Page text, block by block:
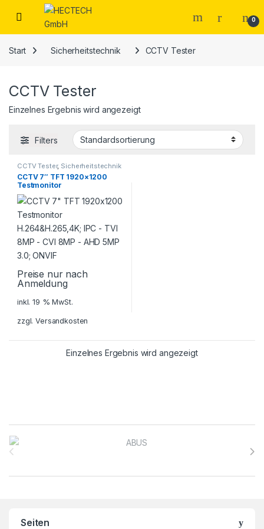
Open 0
Start Sicherheitstechnik CCTV Tester
CCTV Tester
Einzelnes Ergebnis wird angezeigt
Filters
CCTV Tester, Sicherheitstechnik
CCTV 7″ TFT 1920×1200
Testmonitor
H.264&H.265,4K; IPC – TVI
8MP – CVI 8MP – AHD 5MP
3.0; ONVIF
Preise nur nach
Anmeldung
inkl. 19 % MwSt.
zzgl.Versandkosten
Einzelnes Ergebnis wird angezeigt
Brands Carousel
Seiten